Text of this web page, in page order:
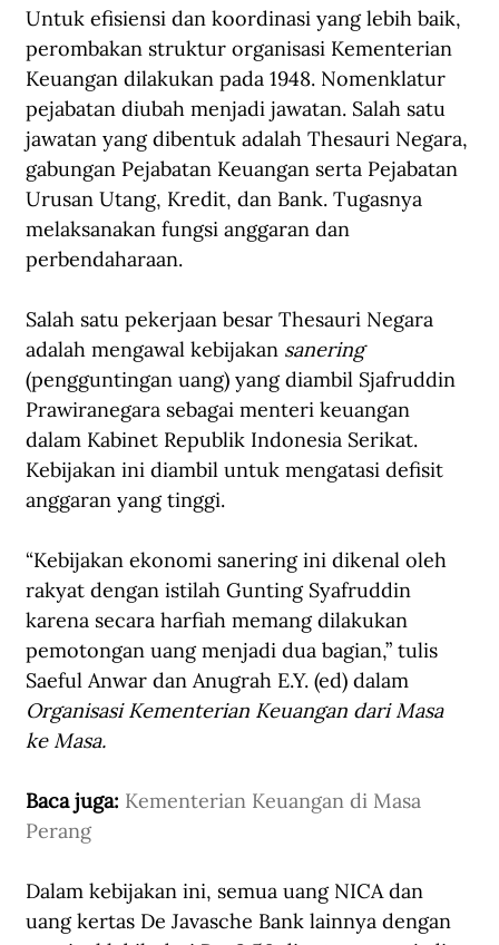
Untuk efisiensi dan koordinasi yang lebih baik,
perombakan struktur organisasi Kementerian
Keuangan dilakukan pada 1948. Nomenklatur
pejabatan diubah menjadi jawatan. Salah satu
jawatan yang dibentuk adalah Thesauri Negara,
gabungan Pejabatan Keuangan serta Pejabatan
Urusan Utang, Kredit, dan Bank. Tugasnya
melaksanakan fungsi anggaran dan
perbendaharaan.
Salah satu pekerjaan besar Thesauri Negara
adalah mengawal kebijakan sanering
(pengguntingan uang) yang diambil Sjafruddin
Prawiranegara sebagai menteri keuangan
dalam Kabinet Republik Indonesia Serikat.
Kebijakan ini diambil untuk mengatasi defisit
anggaran yang tinggi.
“Kebijakan ekonomi sanering ini dikenal oleh
rakyat dengan istilah Gunting Syafruddin
karena secara harfiah memang dilakukan
pemotongan uang menjadi dua bagian,” tulis
Saeful Anwar dan Anugrah E.Y. (ed) dalam
Organisasi Kementerian Keuangan dari Masa
ke Masa.
Baca juga: Kementerian Keuangan di Masa
Perang
Dalam kebijakan ini, semua uang NICA dan
uang kertas De Javasche Bank lainnya dengan